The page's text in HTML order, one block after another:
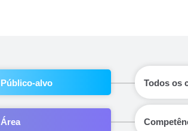
Público-alvo Todos os
Área